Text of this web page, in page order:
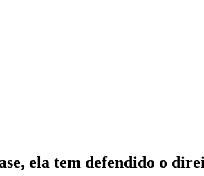
ela tem defendido o